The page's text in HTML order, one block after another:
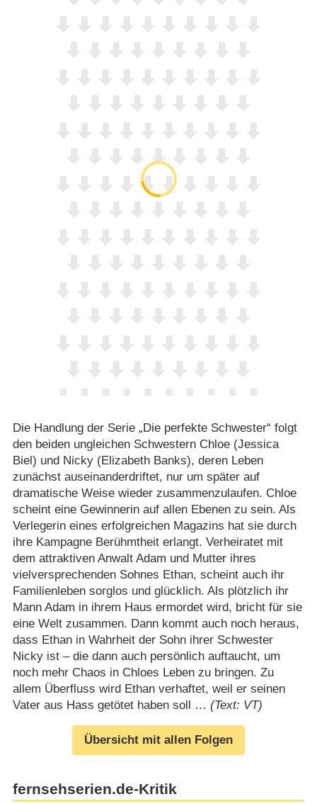
Die Handlung der Serie „Die perfekte Schwester“ folgt
den beiden ungleichen Schwestern Chloe (Jessica
Biel) und Nicky (Elizabeth Banks), deren Leben
zunächst auseinanderdriftet, nur um später auf
dramatische Weise wieder zusammenzulaufen. Chloe
scheint eine Gewinnerin auf allen Ebenen zu sein. Als
Verlegerin eines erfolgreichen Magazins hat sie durch
ihre Kampagne Berühmtheit erlangt. Verheiratet mit
dem attraktiven Anwalt Adam und Mutter ihres
vielversprechenden Sohnes Ethan, scheint auch ihr
Familienleben sorglos und glücklich. Als plötzlich ihr
Mann Adam in ihrem Haus ermordet wird, bricht für sie
eine Welt zusammen. Dann kommt auch noch heraus,
dass Ethan in Wahrheit der Sohn ihrer Schwester
Nicky ist – die dann auch persönlich auftaucht, um
noch mehr Chaos in Chloes Leben zu bringen. Zu
allem Überfluss wird Ethan verhaftet, weil er seinen
Vater aus Hass getötet haben soll … (Text: VT)
Übersicht mit allen Folgen
fernsehserien.de-Kritik